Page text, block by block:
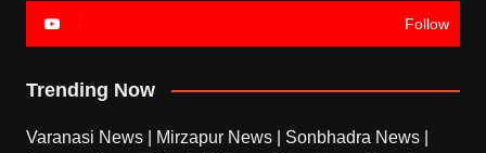
Follow
Trending Now
Varanasi News Mirzapur News Sonbhadra News